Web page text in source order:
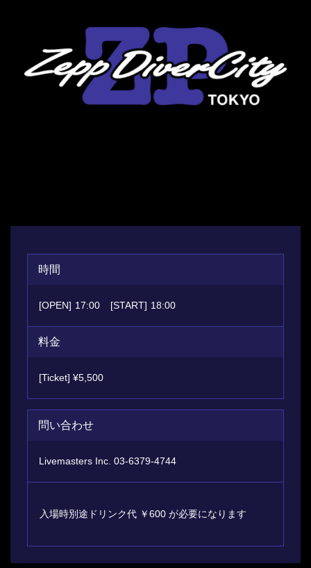
時間
[OPEN] 17:00 [START] 18:00
料金
[Ticket] ¥5,500
問い合わせ
Livemasters Inc. 03-6379-4744
入場時別途ドリンク代 ￥600 が必要になります